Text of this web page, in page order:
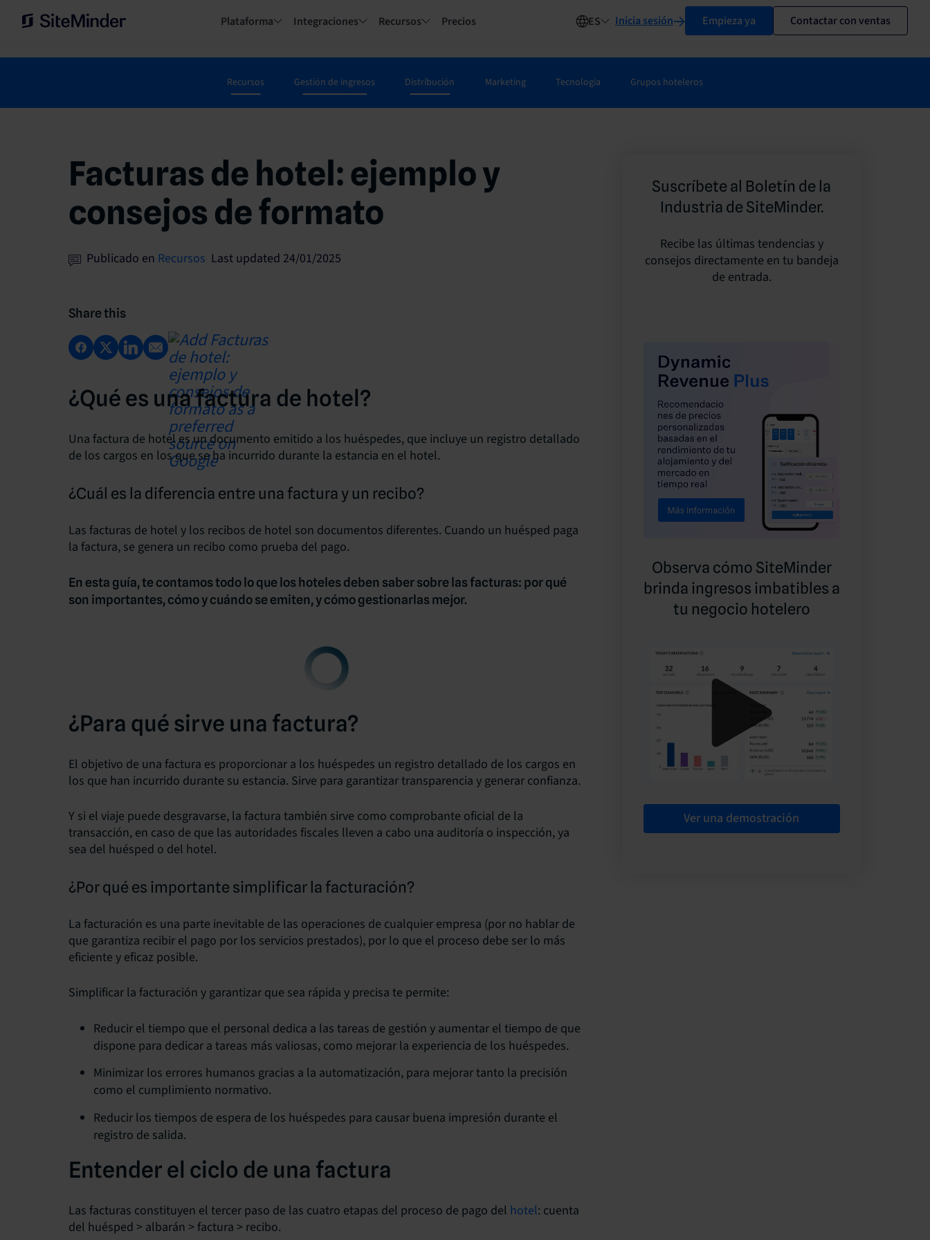
Plataforma Integraciones Recursos Precios ES Inicia sesión Empieza ya Contactar con ventas
Recursos Gestión de ingresos Distribución Marketing Tecnología Grupos hoteleros
Facturas de hotel: ejemplo y
consejos de formato
Publicado en Recursos Last updated 24/01/2025
Share this
¿Qué es una factura de hotel?
Una factura de hotel es undocumento emitido a los huéspedes, que incluye un registro detallado
de los cargos en los que se ha incurrido durante la estancia en el hotel.
¿Cuál es la diferencia entre una factura y un recibo?
Las facturas de hotel y los recibos de hotel son documentos diferentes. Cuando un huésped paga
la factura, se genera un recibo como prueba del pago.
En esta guía, te contamos todo lo que los hoteles deben saber sobre las facturas: por qué
son importantes, cómo y cuándo se emiten, y cómo gestionarlas mejor.
¿Para qué sirve una factura?
El objetivo de una factura es proporcionar a los huéspedes un registro detallado de los cargos en
los que han incurrido durante su estancia. Sirve para garantizar transparencia y generar confianza.
Y si el viaje puede desgravarse, la factura también sirve como comprobante oficial de la
transacción, en caso de que las autoridades fiscales lleven a cabo una auditoría o inspección, ya
sea del huésped o del hotel.
¿Por qué es importante simplificar la facturación?
La facturación es una parte inevitable de las operaciones de cualquier empresa (por no hablar de
que garantiza recibir el pago por los servicios prestados), por lo que el proceso debe ser lo más
eficiente y eficaz posible.
Simplificar la facturación y garantizar que sea rápida y precisa te permite:
Reducir el tiempo que el personal dedica a las tareas de gestión y aumentar el tiempo de que
dispone para dedicar a tareas más valiosas, como mejorar la experiencia de los huéspedes.
Minimizar los errores humanos gracias a la automatización, para mejorar tanto la precisión
como el cumplimiento normativo.
Reducir los tiempos de espera de los huéspedes para causar buena impresión durante el
registro de salida.
Entender el ciclo de una factura
Las facturas constituyen el tercer paso de las cuatro etapas del proceso de pago del hotel: cuenta
del huésped > albarán > factura > recibo.
Suscríbete al Boletín de la
Industria de SiteMinder.
Recibe las últimas tendencias y
consejos directamente en tu bandeja
de entrada.
Observa cómo SiteMinder
brinda ingresos imbatibles a
tu negocio hotelero
Ver una demostración